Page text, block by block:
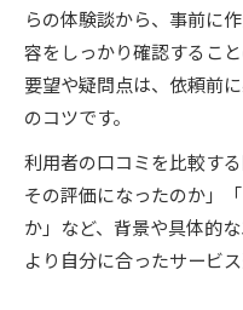
らの体験談から、事前に
容をしっかり確認するこ
要望や疑問点は、依頼前
のコツです。
利用者の口コミを比較す
その評価になったのか」
か」など、背景や具体的
より自分に合ったサービス